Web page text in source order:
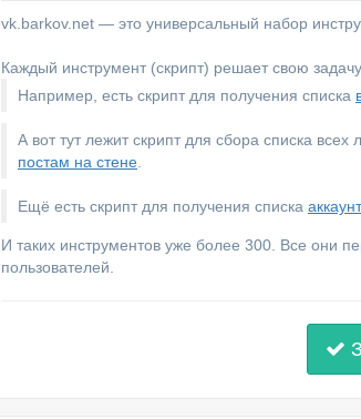
vk.barkov.net — это универсальный набор
Каждый инструмент (скрипт) решает свою
Например, есть скрипт для получения списка
А вот тут лежит скрипт для сбора списка всех
постам на стене
Ещё есть скрипт для получения списка
И таких инструментов уже более 300. Все они
пользователей.